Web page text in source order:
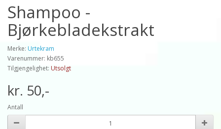
Shampoo -
Bjørkebladekstrakt
Merke: Urtekram
Varenummer: kb655
Tilgjengelighet: Utsolgt
kr. 50,-
Antall